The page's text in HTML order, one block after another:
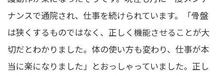
ナンスで通院され、仕事を続けられています。「骨盤
は狭くするものではなく、正しく機能させることが大
切だとわかりました。体の使い方も変わり、仕事が本
当に楽になりました」とおっしゃっていました。正し